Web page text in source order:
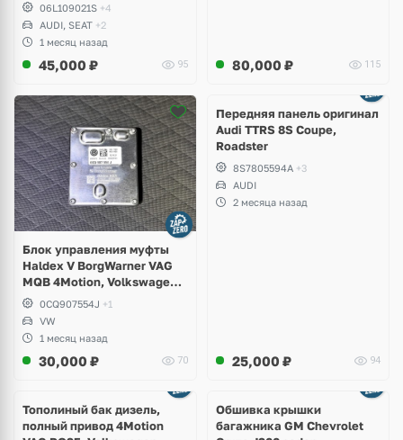
06L109021S +4
AUDI, SEAT +2
1 месяц назад
45,000 ₽ 95 80,000 ₽ 115
Блок управления муфты
Haldex V BorgWarner VAG
MQB 4Motion, Volkswagen
Tiguan
0CQ907554J +1
VW
1 месяц назад
30,000 ₽ 70
2 фото
Передняя панель оригинал
Audi TTRS 8S Coupe,
Roadster
8S7805594A +3
AUDI
2 месяца назад
25,000 ₽ 94
Тополиный бак дизель,
полный привод 4Motion
Обшивка крышки
багажника GM Chevrolet